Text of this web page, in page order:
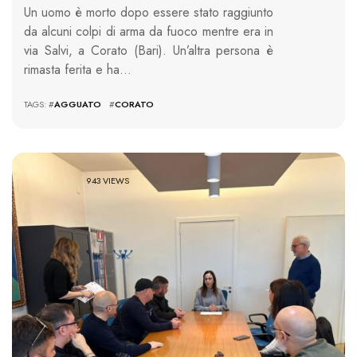
Un uomo è morto dopo essere stato raggiunto
da alcuni colpi di arma da fuoco mentre era in
via Salvi, a Corato (Bari). Un’altra persona è
rimasta ferita e ha…
TAGS: #AGGUATO #CORATO
943 VIEWS